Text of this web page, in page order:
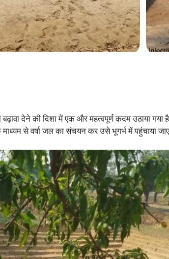
देने की दिशा में एक और महत्वपूर्ण कदम उठाया गया
माध्यम से वर्षा जल का संचयन कर उसे भूगर्भ में